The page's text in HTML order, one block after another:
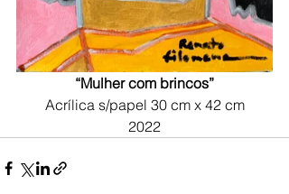
“Mulher com brincos”
Acrílica s/papel 30 cm x 42 cm
2022